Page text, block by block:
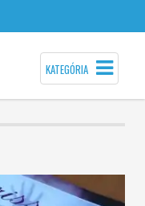
KATEGÓRIA